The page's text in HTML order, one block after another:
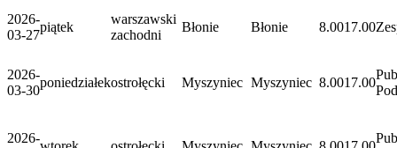
2026-
03-27
piątek
warszawski
zachodni
Błonie Błonie 8.0017.00
2026-
03-30
poniedziałekostrołęcki Myszyniec Myszyniec 8.0017.00
2026-